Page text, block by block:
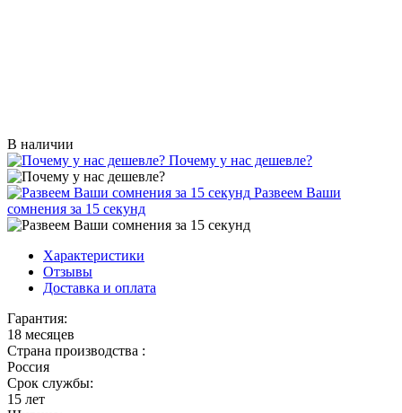
В наличии
Почему у нас дешевле?
Развеем Ваши
сомнения за 15 секунд
Характеристики
Отзывы
Доставка и оплата
Гарантия:
18 месяцев
Страна производства :
Россия
Срок службы:
15 лет